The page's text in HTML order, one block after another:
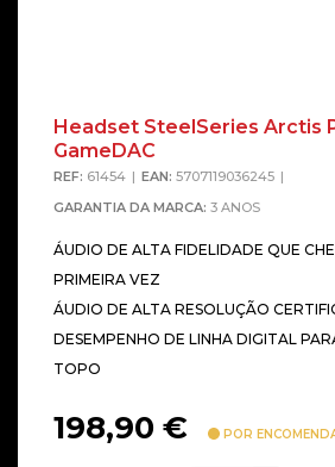
Headset SteelSeries Arctis
GameDAC
REF: 61454 EAN: 5707119036245
GARANTIA DA MARCA: 3 ANOS
ÁUDIO DE ALTA FIDELIDADE QUE
PRIMEIRA VEZ
ÁUDIO DE ALTA RESOLUÇÃO
DESEMPENHO DE LINHA DIGITAL
TOPO
198,90 € POR